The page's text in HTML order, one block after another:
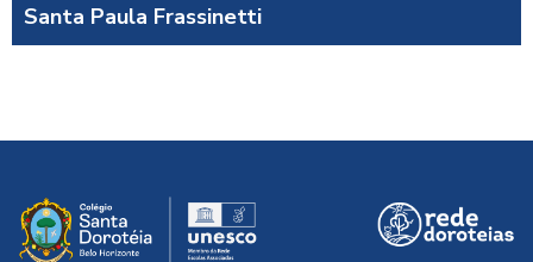
Santa Paula Frassinetti